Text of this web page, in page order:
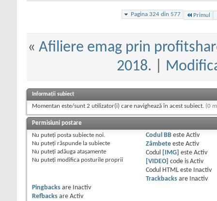
Pagina 324 din 577 Primul
« Afiliere emag prin
2018.
Informații subiect
Momentan este/sunt 2 utilizator(i) care navighează în acest subiect. (0
Permisiuni postare
Nu puteţi posta subiecte noi.
Nu puteţi răspunde la subiecte
Nu puteţi adăuga ataşamente
Nu puteţi modifica posturile proprii
Codul BBeste Activ
Zâmbeteeste Activ
Codul
[IMG] este Activ
[VIDEO] code is Activ
Codul HTML este
Inactiv
Trackbacksare
Inactiv
Pingbacks are
Inactiv
Refbacks are Activ